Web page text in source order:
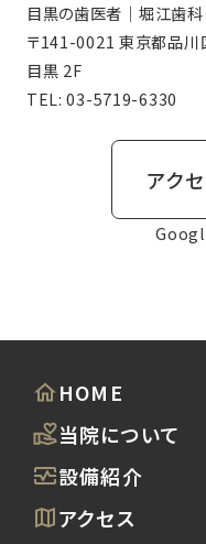
目黒の歯医者｜堀江歯科
〒141-0021 東京都品川
目黒 2F
TEL:03-5719-6330
アク
HOME
当院について
設備紹介
アクセス